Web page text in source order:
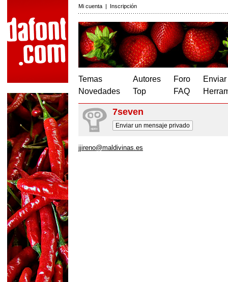
Mi cuenta | Inscripción
Temas
Novedades
Autores
Top
Foro
FAQ
7seven
Enviar un mensaje privado
jjireno@maldivinas.es